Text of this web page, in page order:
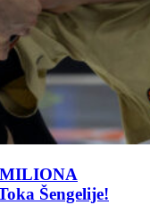
Šengelije!